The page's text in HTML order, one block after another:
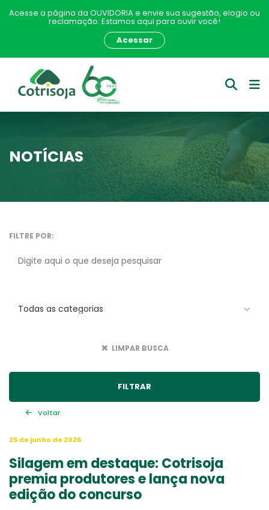
Acesse a página da OUVIDORIA e envie sua sugestão, elogio ou
reclamação. Estamos aqui para ouvir você!
Acessar
NOTÍCIAS
Voltar
25 de junho de 2026
Silagem em destaque: Cotrisoja
premia produtores e lança nova
edição do concurso
FILTRE POR:
LIMPAR BUSCA